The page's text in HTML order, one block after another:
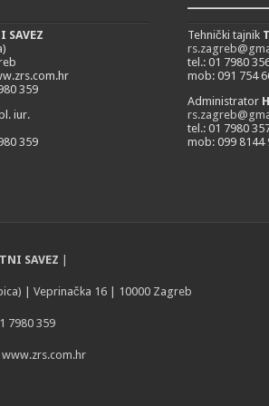
SAVEZ
359
iur.
359
Tehnički tajnik
tel.: 01 7980
mob: 091 754
Administrator
tel.: 01 7980
mob: 099 8144
SAVEZ
| Veprinačka 16 | 10000 Zagreb
7980 359
www.zrs.com.hr